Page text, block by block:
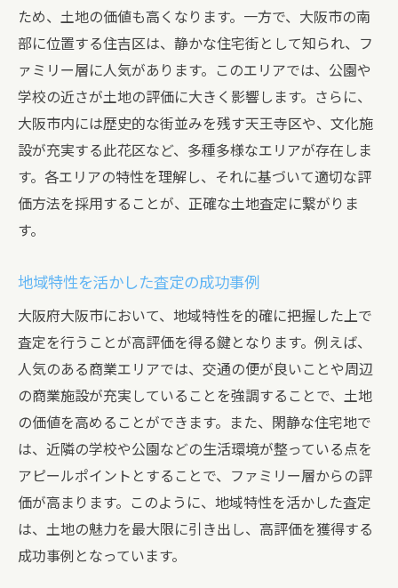
ため、土地の価値も高くなります。一方で、大阪市の南
部に位置する住吉区は、静かな住宅街として知られ、フ
ァミリー層に人気があります。このエリアでは、公園や
学校の近さが土地の評価に大きく影響します。さらに、
大阪市内には歴史的な街並みを残す天王寺区や、文化施
設が充実する此花区など、多種多様なエリアが存在しま
す。各エリアの特性を理解し、それに基づいて適切な評
価方法を採用することが、正確な土地査定に繋がりま
す。
地域特性を活かした査定の成功事例
大阪府大阪市において、地域特性を的確に把握した上で
査定を行うことが高評価を得る鍵となります。例えば、
人気のある商業エリアでは、交通の便が良いことや周辺
の商業施設が充実していることを強調することで、土地
の価値を高めることができます。また、閑静な住宅地で
は、近隣の学校や公園などの生活環境が整っている点を
アピールポイントとすることで、ファミリー層からの評
価が高まります。このように、地域特性を活かした査定
は、土地の魅力を最大限に引き出し、高評価を獲得する
成功事例となっています。